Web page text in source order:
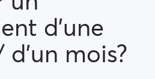
?
une personne ?
d'une
d'un mois?